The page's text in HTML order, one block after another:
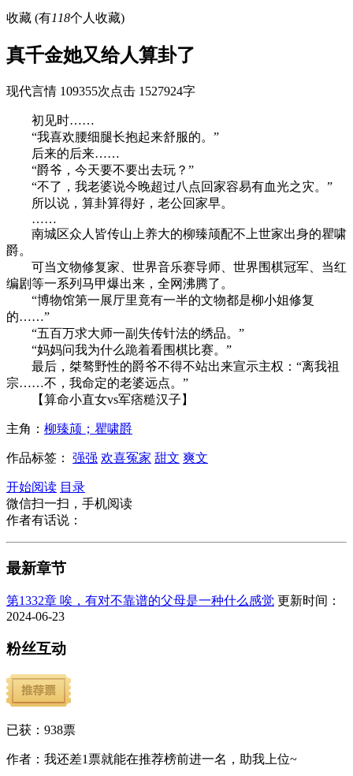
收藏 (有118个人收藏)
真千金她又给人算卦了
现代言情 109355次点击 1527924字
初见时……
“我喜欢腰细腿长抱起来舒服的。”
后来的后来……
“爵爷，今天要不要出去玩？”
“不了，我老婆说今晚超过八点回家容易有血光之灾。”
所以说，算卦算得好，老公回家早。
……
南城区众人皆传山上养大的柳臻颃配不上世家出身的瞿啸
爵。
可当文物修复家、世界音乐赛导师、世界围棋冠军、当红
编剧等一系列马甲爆出来，全网沸腾了。
“博物馆第一展厅里竟有一半的文物都是柳小姐修复
的……”
“五百万求大师一副失传针法的绣品。”
“妈妈问我为什么跪着看围棋比赛。”
最后，桀骜野性的爵爷不得不站出来宣示主权：“离我祖
宗……不，我命定的老婆远点。”
【算命小直女vs军痞糙汉子】
主角： 柳臻颃；瞿啸爵
作品标签： 强强 欢喜冤家 甜文 爽文
开始阅读 目录
微信扫一扫，手机阅读
作者有话说：
最新章节
第1332章 唉，有对不靠谱的父母是一种什么感觉 更新时间：
2024-06-23
粉丝互动
已获： 938票
作者：我还差1 票就能在推荐榜前进一名，助我上位~